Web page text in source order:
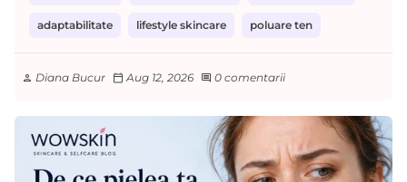
adaptabilitate lifestyle skincare poluare ten
person Diana Bucur calendar_today Aug 12, 2026 comment 0 comentarii